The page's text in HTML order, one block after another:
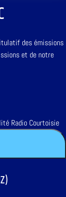
des émissions
et de notre
Radio Courtoisie